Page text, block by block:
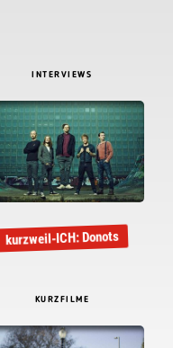
INTERVIEWS
kurzweil-ICH: Donots
KURZFILME